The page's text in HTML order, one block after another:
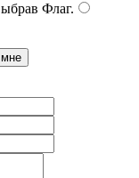
Флаг.